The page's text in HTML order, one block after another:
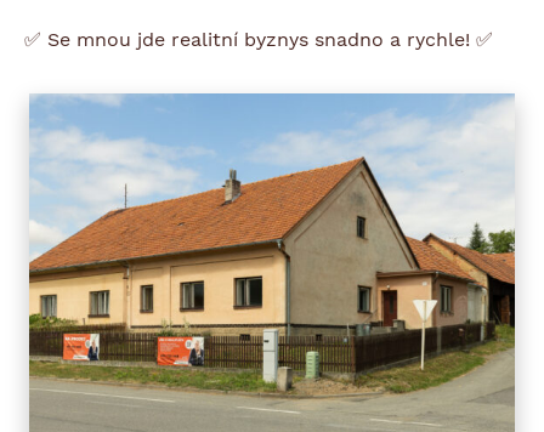
✅ Se mnou jde realitní byznys snadno a rychle! ✅